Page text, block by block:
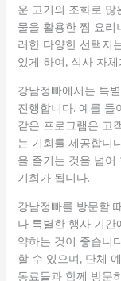
운 고기의 조화로 많
물을 활용한 찜 요리
러한 다양한 선택지
있게 하여, 식사 자
강남정빠에서는 특
진행합니다. 예를 들
같은 프로그램은 고
는 기회를 제공합니
을 즐기는 것을 넘
기회가 됩니다.
강남정빠를 방문할
나 특별한 행사 기간
약하는 것이 좋습니
할 수 있으며, 단체
동료들과 함께 방문